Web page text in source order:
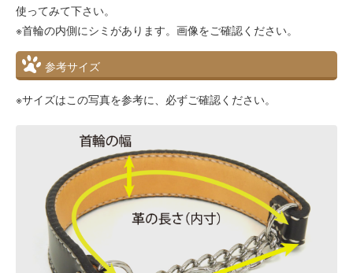
使ってみて下さい。
※首輪の内側にシミがあります。画像をご確認ください。
参考サイズ
※サイズはこの写真を参考に、必ずご確認ください。